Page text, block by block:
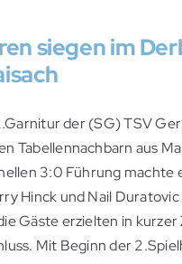
siegen im
der (SG) TSV
Tabellennachbarn aus
3:0 Führung machte
Hinck und Nail
Gäste erzielten in kurzer
Mit Beginn der